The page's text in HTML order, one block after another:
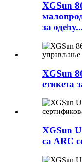
XGSun
за одећу...
XGSun
етикета
XGSun
са ARC